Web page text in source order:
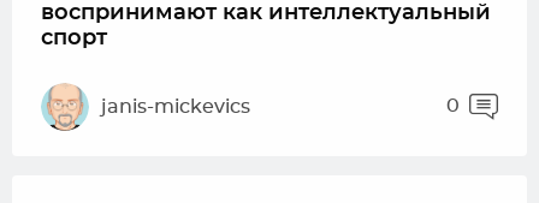
воспринимают как интеллектуальный
спорт
janis-mickevics 0